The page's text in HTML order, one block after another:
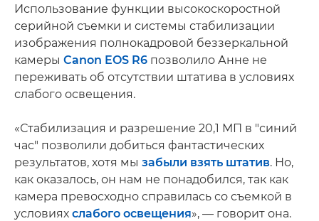
Использование функции высокоскоростной
серийной съемки и системы стабилизации
изображения полнокадровой беззеркальной
камеры Canon EOS R6 позволило Анне не
переживать об отсутствии штатива в условиях
слабого освещения.
«Стабилизация и разрешение 20,1 МП в "синий
час" позволили добиться фантастических
результатов, хотя мы забыли взять штатив. Но,
как оказалось, он нам не понадобился, так как
камера превосходно справилась со съемкой в
условиях слабого освещения», — говорит она.